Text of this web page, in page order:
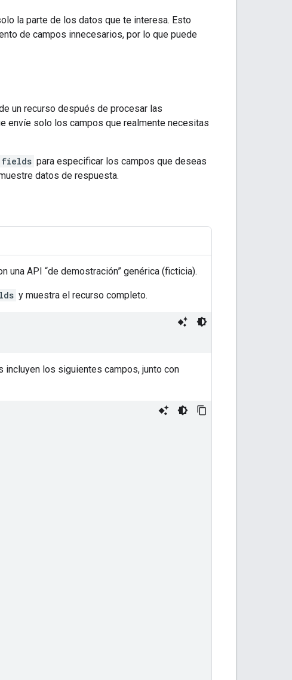
la parte de los datos que te interesa. Esto
de campos innecesarios, por lo que puede
un recurso después de procesar las
envíe solo los campos que realmente necesitas
fields para especificar los campos que deseas
datos de respuesta.
una API “de demostración” genérica (ficticia).
y muestra el recurso completo.
los siguientes campos, junto con